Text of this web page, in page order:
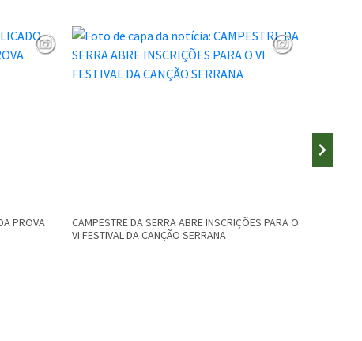
PROVA
CAMPESTRE DA SERRA ABRE INSCRIÇÕES PARA O
VI FESTIVAL DA CANÇÃO SERRANA